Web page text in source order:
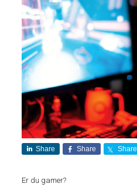
Share Share Share
Er du gamer?